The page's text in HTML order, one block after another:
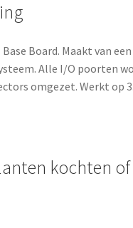
Board. Maakt van
Alle I/O poorten
omgezet. Werkt op
kochten